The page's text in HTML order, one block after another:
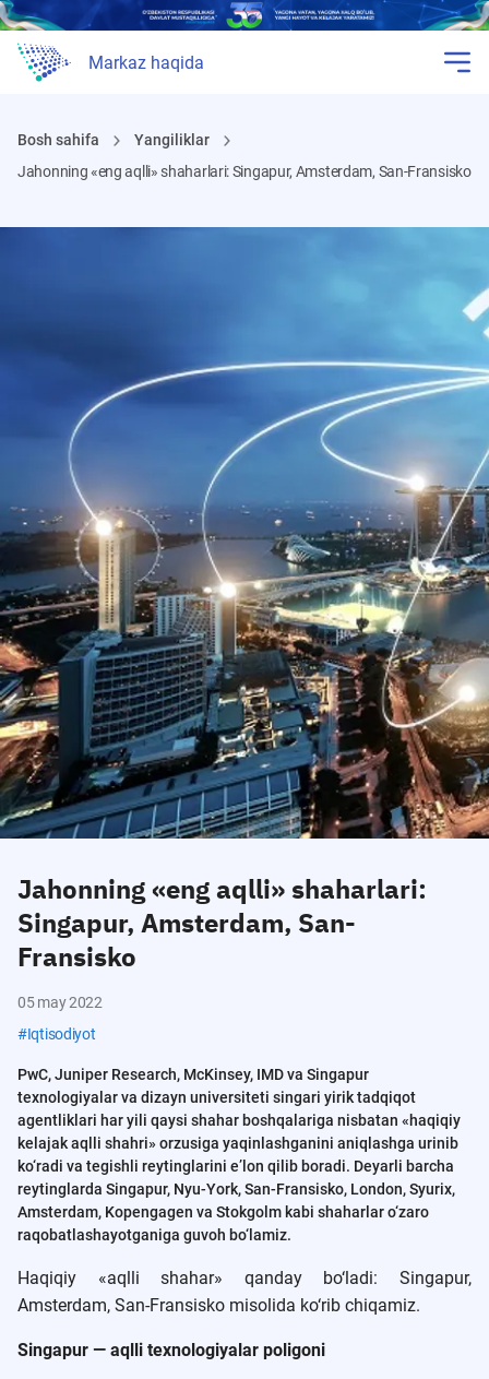
Markaz haqida
Bosh sahifa
Yangiliklar
Jahonning «eng aqlli» shaharlari: Singapur, Amsterdam, San-Fransisko
Jahonning «eng aqlli» shaharlari:
Singapur, Amsterdam, San-
Fransisko
05 may 2022
#Iqtisodiyot
PwC, Juniper Research, McKinsey, IMD va Singapur
texnologiyalar va dizayn universiteti singari yirik tadqiqot
agentliklari har yili qaysi shahar boshqalariga nisbatan «haqiqiy
kelajak aqlli shahri» orzusiga yaqinlashganini aniqlashga urinib
ko‘radi va tegishli reytinglarini e’lon qilib boradi. Deyarli barcha
reytinglarda Singapur, Nyu-York, San-Fransisko, London, Syurix,
Amsterdam, Kopengagen va Stokgolm kabi shaharlar o‘zaro
raqobatlashayotganiga guvoh bo‘lamiz.
Haqiqiy «aqlli shahar» qanday bo‘ladi: Singapur,
Amsterdam, San-Fransisko misolida ko‘rib chiqamiz.
Singapur — aqlli texnologiyalar poligoni